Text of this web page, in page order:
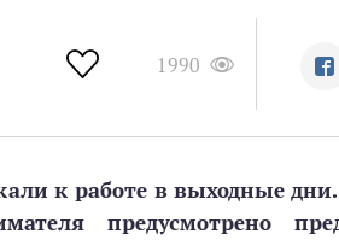
1990
к работе в выходные
предусмотрено